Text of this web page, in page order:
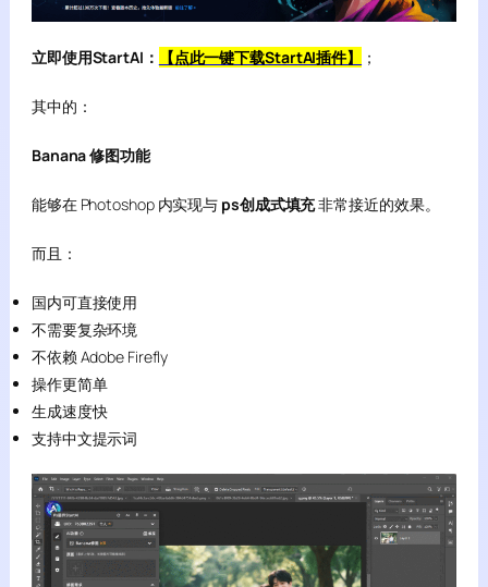
立即使用StartAI： 【点此一键下载StartAI插件】 ；
其中的：
Banana 修图功能
能够在 Photoshop 内实现与 ps创成式填充非常接近的效果。
而且：
国内可直接使用
不需要复杂环境
不依赖 Adobe Firefly
操作更简单
生成速度快
支持中文提示词